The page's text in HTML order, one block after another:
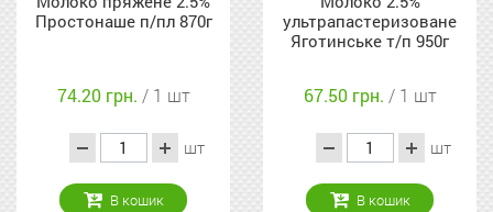
Простонаше п/пл 870г
74.20 грн. / 1 шт
шт
В кошик
ультрапастеризоване
Яготинське т/п 950г
67.50 грн. / 1 шт
шт
В кошик